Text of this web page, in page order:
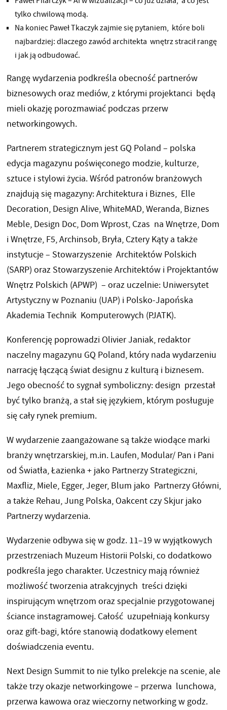
tylko chwilową modą.
Na koniec Paweł Tkaczyk zajmie się pytaniem, które boli
najbardziej: dlaczego zawód architekta wnętrz stracił rangę
i jak ją odbudować.
Rangę wydarzenia podkreśla obecność partnerów
biznesowych oraz mediów, z którymi projektanci będą
mieli okazję porozmawiać podczas przerw
networkingowych.
Partnerem strategicznym jest GQ Poland – polska
edycja magazynu poświęconego modzie, kulturze,
sztuce i stylowi życia. Wśród patronów branżowych
znajdują się magazyny: Architektura i Biznes, Elle
Decoration, Design Alive, WhiteMAD, Weranda, Biznes
Meble, Design Doc, Dom Wprost, Czas na Wnętrze, Dom
i Wnętrze, F5, Archinsob, Bryła, Cztery Kąty a także
instytucje – Stowarzyszenie Architektów Polskich
(SARP) oraz Stowarzyszenie Architektów i Projektantów
Wnętrz Polskich (APWP) – oraz uczelnie: Uniwersytet
Artystyczny w Poznaniu (UAP) i Polsko-Japońska
Akademia Technik Komputerowych (PJATK).
Konferencję poprowadzi Olivier Janiak, redaktor
naczelny magazynu GQ Poland, który nada wydarzeniu
narrację łączącą świat designu z kulturą i biznesem.
Jego obecność to sygnał symboliczny: design przestał
być tylko branżą, a stał się językiem, którym posługuje
się cały rynek premium.
W wydarzenie zaangażowane są także wiodące marki
branży wnętrzarskiej, m.in. Laufen, Modular/ Pan i Pani
od Światła, Łazienka + jako Partnerzy Strategiczni,
Maxfliz, Miele, Egger, Jeger, Blum jako Partnerzy Główni,
a także Rehau, Jung Polska, Oakcent czy Skjur jako
Partnerzy wydarzenia.
Wydarzenie odbywa się w godz. 11–19 w wyjątkowych
przestrzeniach Muzeum Historii Polski, co dodatkowo
podkreśla jego charakter. Uczestnicy mają również
możliwość tworzenia atrakcyjnych treści dzięki
inspirującym wnętrzom oraz specjalnie przygotowanej
ściance instagramowej. Całość uzupełniają konkursy
oraz gift-bagi, które stanowią dodatkowy element
doświadczenia eventu.
Next Design Summit to nie tylko prelekcje na scenie, ale
także trzy okazje networkingowe – przerwa lunchowa,
przerwa kawowa oraz wieczorny networking w godz.